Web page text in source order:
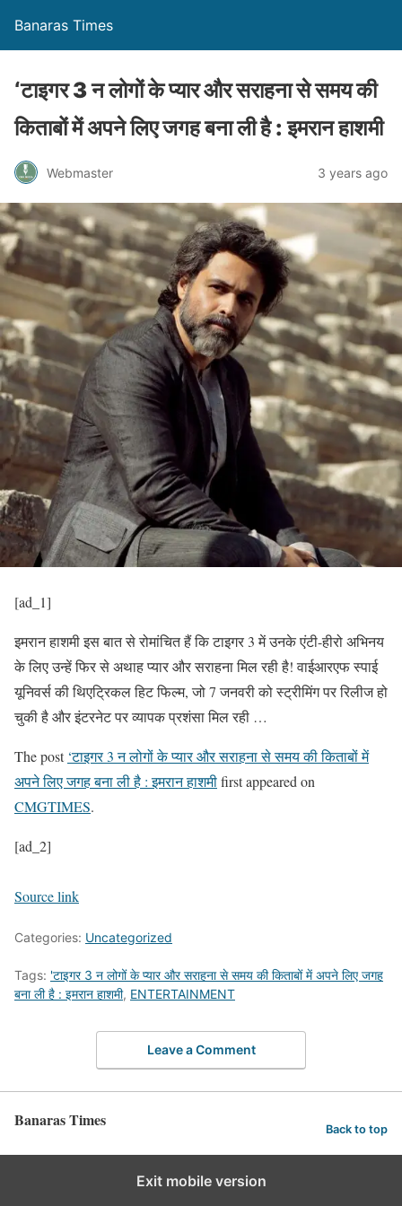
Banaras Times
‘टाइगर 3 न लोगों के प्यार और सराहना से समय की
किताबों में अपने लिए जगह बना ली है : इमरान हाशमी
Webmaster 3 years ago
[ad_1]
इमरान हाशमी इस बात से रोमांचित हैं कि टाइगर 3 में उनके एंटी-हीरो अभिनय
के लिए उन्हें फिर से अथाह प्यार और सराहना मिल रही है! वाईआरएफ स्पाई
यूनिवर्स की थिएट्रिकल हिट फिल्म, जो 7 जनवरी को स्ट्रीमिंग पर रिलीज हो
चुकी है और इंटरनेट पर व्यापक प्रशंसा मिल रही …
The post ‘टाइगर 3 न लोगों के प्यार और सराहना से समय की किताबों में
अपने लिए जगह बना ली है : इमरान हाशमीfirst appeared on
CMGTIMES.
[ad_2]
Source link
Categories: Uncategorized
Tags: 'टाइगर 3 न लोगों के प्यार और सराहना से समय की किताबों में अपने लिए जगह
बना ली है : इमरान हाशमी, ENTERTAINMENT
Leave a Comment
Banaras Times Back to top
Exit mobile version